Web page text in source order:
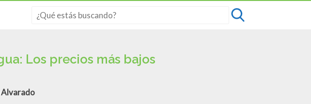
Los precios más bajos
Alvarado